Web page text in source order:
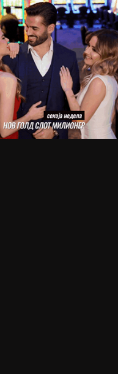
Магнес Аклиуш официјално
претставен во Париз
Мики ван де Вен се согласи на
нов договор со Тотенхем
Лина Ѓорческа го заврши
настапот во Лајпциг